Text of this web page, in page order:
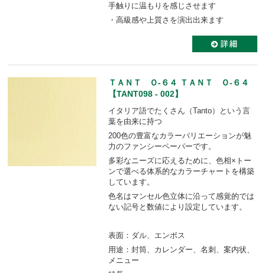
手触りに温もりを感じさせます
・高級感や上質さを演出出来ます
ＴＡＮＴ Ｏ-６４ ＴＡＮＴ Ｏ-６４
【TANT098 - 002】
イタリア語でたくさん（Tanto）という言
葉を由来に持つ
200色の豊富なカラーバリエーションが魅
力のファンシーペーパーです。
多彩なニーズに応えるために、色相×トー
ンで選べる体系的なカラーチャートを構築
しています。
色名はマンセル色立体に沿って感覚的では
ない記号と数値により設定しています。
表面：ダル、エンボス
用途：封筒、カレンダー、名刺、案内状、
メニュー